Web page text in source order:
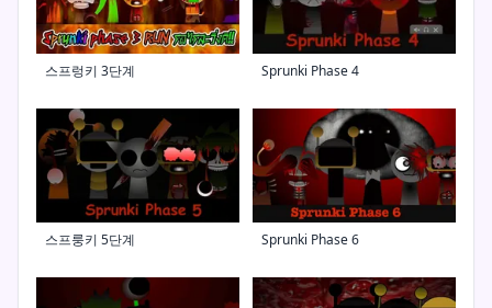
스프렁키 3단계 Sprunki Phase 4
스프룽키 5단계 Sprunki Phase 6